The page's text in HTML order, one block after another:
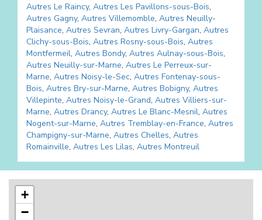
Autres Le Raincy, Autres Les Pavillons-sous-Bois,
Autres Gagny, Autres Villemomble, Autres Neuilly-
Plaisance, Autres Sevran, Autres Livry-Gargan, Autres
Clichy-sous-Bois, Autres Rosny-sous-Bois, Autres
Montfermeil, Autres Bondy, Autres Aulnay-sous-Bois,
Autres Neuilly-sur-Marne, Autres Le Perreux-sur-
Marne, Autres Noisy-le-Sec, Autres Fontenay-sous-
Bois, Autres Bry-sur-Marne, Autres Bobigny, Autres
Villepinte, Autres Noisy-le-Grand, Autres Villiers-sur-
Marne, Autres Drancy, Autres Le Blanc-Mesnil, Autres
Nogent-sur-Marne, Autres Tremblay-en-France, Autres
Champigny-sur-Marne, Autres Chelles, Autres
Romainville, Autres Les Lilas, Autres Montreuil
+
−